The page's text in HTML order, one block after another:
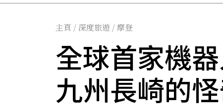
主頁 / 深度旅遊 / 摩登
全球首家機
九州長崎的